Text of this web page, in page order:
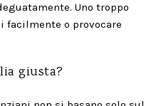
Uno troppo
facilmente o provocare
giusta?